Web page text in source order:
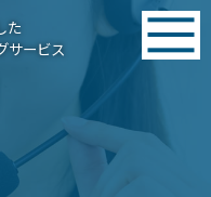
た
サービス